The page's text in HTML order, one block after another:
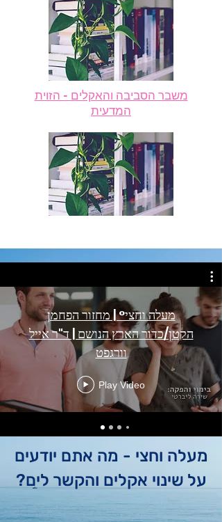
משבר הסביבה והאקלים - הזוית
המדעית
מעלה וחצי° | מחזור הפחמן
הקטן/כדור הארץ הנושם | ד"ר אייל
וורגפט
Play Video
מעלה וחצי - מה אתם יודעים
על שינוי אקלים והקשר לים?